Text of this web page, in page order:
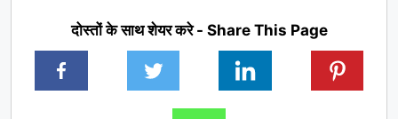
दोस्तों के साथ शेयर करे - Share This Page